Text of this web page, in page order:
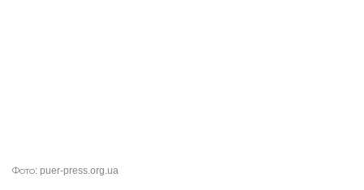
Фото: puer-press.org.ua